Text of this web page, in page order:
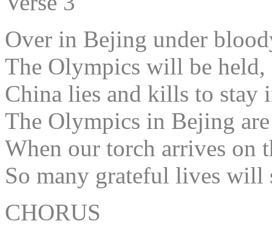
Over in Bejing under
The Olympics will be held,
China lies and kills to stay
The Olympics in Bejing
When our torch arrives on
So many grateful lives will
CHORUS